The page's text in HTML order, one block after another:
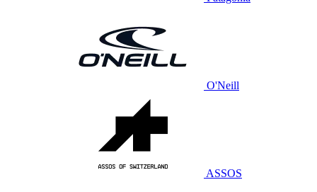
O'Neill
ASSOS